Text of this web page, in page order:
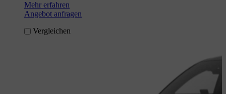
Mehr erfahren
Angebot anfragen
Vergleichen